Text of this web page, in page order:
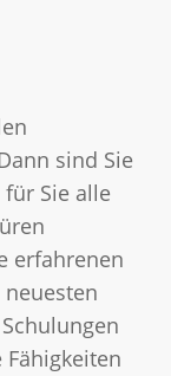
sind Sie
Sie alle
erfahrenen